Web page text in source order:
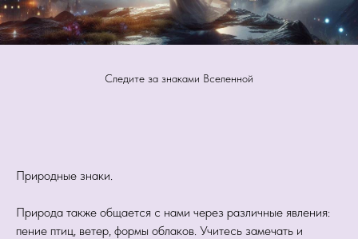
Следите за знаками Вселенной
Природные знаки.
Природа также общается с нами через различные явления:
пение птиц, ветер, формы облаков. Учитесь замечать и